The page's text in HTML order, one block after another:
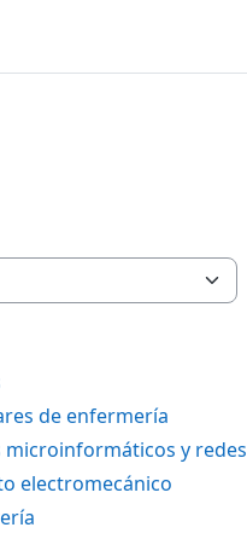
de enfermería
y redes
electromecánico